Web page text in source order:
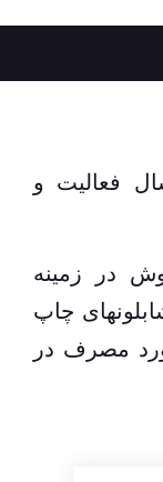
پایا با بیش از 40 سال فعالیت و
در زمینه
چاپ
مصرف در